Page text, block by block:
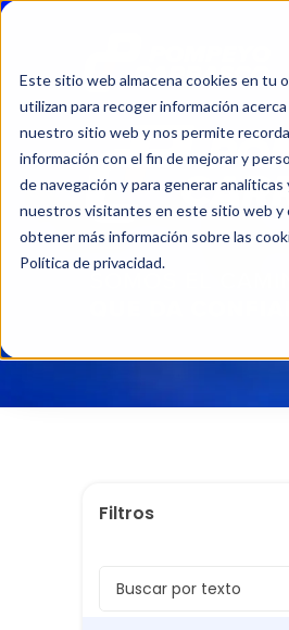
Este sitio web almacena cookies en tu
utilizan para recoger información
nuestro sitio web y nos permite
información con el fin de mejorar y
de navegación y para generar
nuestros visitantes en este sitio web y
obtener más información sobre las
Política de privacidad.